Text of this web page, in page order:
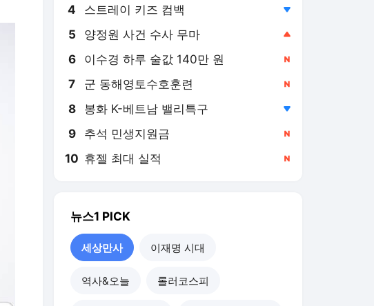
4 스트레이 키즈 컴백
5 양정원 사건 수사 무마
6 이수경 하루 술값 140만 원
7 군 동해영토수호훈련
8 봉화 K-베트남 밸리특구
9 추석 민생지원금
10 휴젤 최대 실적
뉴스1 PICK
세상만사 이재명 시대
역사&오늘 롤러코스피